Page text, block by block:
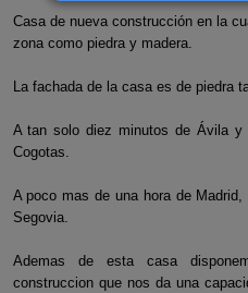
Casa de nueva construcción en la
zona como piedra y madera.
La fachada de la casa es de piedra
A tan solo diez minutos de Ávila
Cogotas.
A poco mas de una hora de
Segovia.
Ademas de esta casa
construccion que nos da una